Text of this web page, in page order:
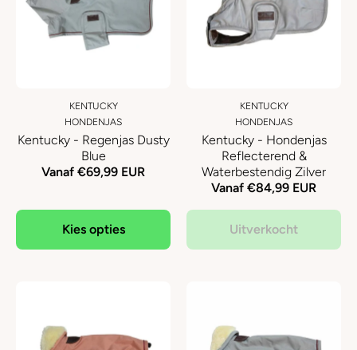
KENTUCKY
HONDENJAS
Kentucky - Regenjas Dusty
Blue
Vanaf €69,99 EUR
Kies opties
KENTUCKY
HONDENJAS
Kentucky - Hondenjas
Reflecterend &
Waterbestendig Zilver
Vanaf €84,99 EUR
Uitverkocht